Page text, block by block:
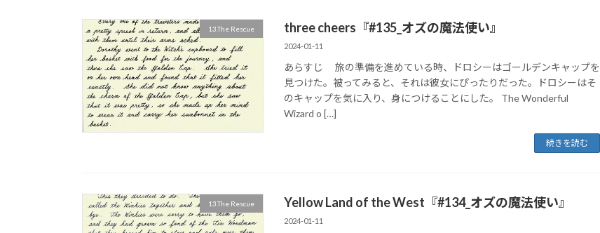
13.The Rescue three cheers『#135_オズの魔法使い』
2024-01-11
あらすじ 旅の準備を進めている時、ドロシーはゴールデンキャップを
見つけた。被ってみると、それは彼女にぴったりだった。ドロシーはそ
のキャップを気に入り、身につけることにした。 The Wonderful
Wizard o […]
続きを読む
13.The Rescue Yellow Land of the West『#134_オズの魔法使い』
2024-01-11